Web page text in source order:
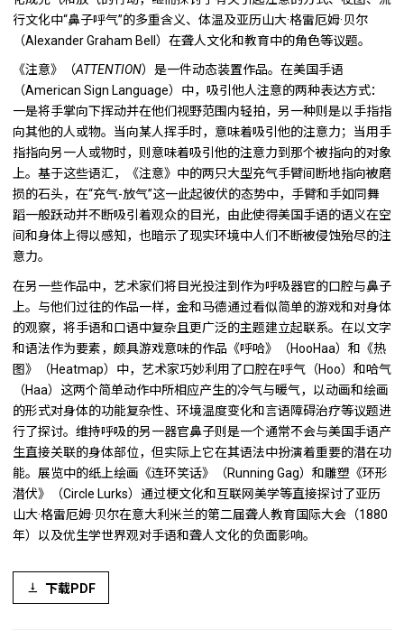
行文化中“鼻子呼气”的多重含义、体温及亚历山大·格雷厄姆·贝尔
（Alexander Graham Bell）在聋人文化和教育中的角色等议题。
《注意》（ATTENTION）是一件动态装置作品。在美国手语
（American Sign Language）中，吸引他人注意的两种表达方式：
一是将手掌向下挥动并在他们视野范围内轻拍，另一种则是以手指指
向其他的人或物。当向某人挥手时，意味着吸引他的注意力；当用手
指指向另一人或物时，则意味着吸引他的注意力到那个被指向的对象
上。基于这些语汇，《注意》中的两只大型充气手臂间断地指向被磨
损的石头，在“充气-放气”这一此起彼伏的态势中，手臂和手如同舞
蹈一般跃动并不断吸引着观众的目光，由此使得美国手语的语义在空
间和身体上得以感知，也暗示了现实环境中人们不断被侵蚀殆尽的注
意力。
在另一些作品中，艺术家们将目光投注到作为呼吸器官的口腔与鼻子
上。与他们过往的作品一样，金和马德通过看似简单的游戏和对身体
的观察，将手语和口语中复杂且更广泛的主题建立起联系。在以文字
和语法作为要素，颇具游戏意味的作品《呼哈》（HooHaa）和《热
图》（Heatmap）中，艺术家巧妙利用了口腔在呼气（Hoo）和哈气
（Haa）这两个简单动作中所相应产生的冷气与暖气，以动画和绘画
的形式对身体的功能复杂性、环境温度变化和言语障碍治疗等议题进
行了探讨。维持呼吸的另一器官鼻子则是一个通常不会与美国手语产
生直接关联的身体部位，但实际上它在其语法中扮演着重要的潜在功
能。展览中的纸上绘画《连环笑话》（Running Gag）和雕塑《环形
潜伏》（Circle Lurks）通过梗文化和互联网美学等直接探讨了亚历
山大·格雷厄姆·贝尔在意大利米兰的第二届聋人教育国际大会（1880
年）以及优生学世界观对手语和聋人文化的负面影响。
下载PDF